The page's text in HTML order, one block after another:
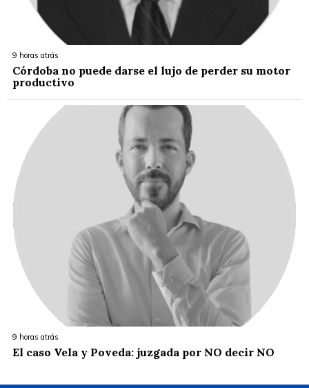
9 horas atrás
Córdoba no puede darse el lujo de perder su motor
productivo
9 horas atrás
El caso Vela y Poveda: juzgada por NO decir NO